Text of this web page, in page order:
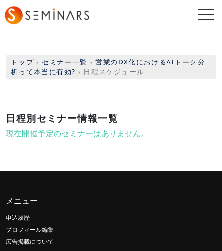
トップ › セミナー一覧 ›営業のDX化におけるAIトーク分
析って本当に有効? › 日程スケジュール
日程別セミナー情報一覧
現在開催予定のセミナーはありません。
メニュー
申込履歴
プロフィール編集
広告掲載について